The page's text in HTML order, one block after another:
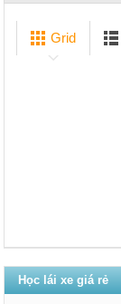
Grid
Học lái xe giá rẻ